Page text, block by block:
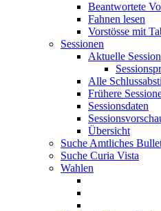
Beantwortete
Fahnen lesen
Vorstösse mit
Sessionen
Aktuelle Session
Alle
Frühere
Sessionsdaten
Übersicht
Suche Amtliches
Suche Curia Vista
Wahlen